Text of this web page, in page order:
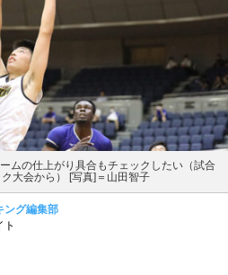
ムの仕上がり具合もチェックしたい（試合
大会から） [写真]＝山田智子
ング編集部
ト